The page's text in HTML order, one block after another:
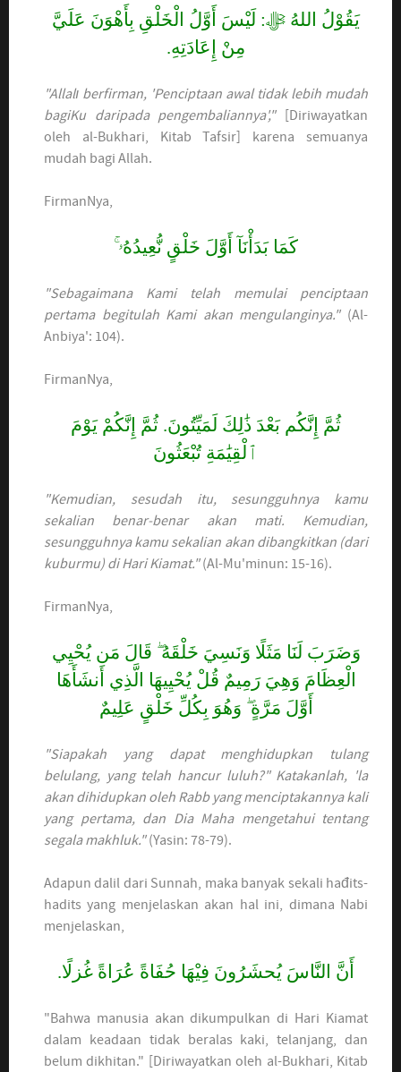
يَقُوْلُ اللهُ ﷻ: لَيْسَ أَوَّلُ الْخَلْقِ بِأَهْوَنَ عَلَيَّ
مِنْ إِعَادَتِهِ.
"Allalı berfirman, 'Penciptaan awal tidak lebih mudah
bagiKu daripada pengembaliannya',"[Diriwayatkan
oleh al-Bukhari, Kitab Tafsir] karena semuanya
mudah bagi Allah.
FirmanNya,
كَمَا بَدَأْنَآ أَوَّلَ خَلْقٍ نُّعِيدُهُۥ ۚ
"Sebagaimana Kami telah memulai penciptaan
pertama begitulah Kami akan mengulanginya."(Al-
Anbiya': 104).
FirmanNya,
ثُمَّ إِنَّكُم بَعْدَ ذَٰلِكَ لَمَيِّتُونَ. ثُمَّ إِنَّكُمْ يَوْمَ
ٱلْقِيَٰمَةِ تُبْعَثُونَ
"Kemudian, sesudah itu, sesungguhnya kamu
sekalian benar-benar akan mati. Kemudian,
sesungguhnya kamu sekalian akan dibangkitkan (dari
kuburmu) di Hari Kiamat."(Al-Mu'minun: 15-16).
FirmanNya,
وَضَرَبَ لَنَا مَثَلًا وَنَسِيَ خَلْقَهُ ۖ قَالَ مَن يُحْيِي
الْعِظَامَ وَهِيَ رَمِيمٌ قُلْ يُحْيِيهَا الَّذِي أَنشَأَهَا
أَوَّلَ مَرَّةٍ ۖ وَهُوَ بِكُلِّ خَلْقٍ عَلِيمٌ
"Siapakah yang dapat menghidupkan tulang
belulang, yang telah hancur luluh?" Katakanlah, 'la
akan dihidupkan oleh Rabb yang menciptakannya kali
yang pertama, dan Dia Maha mengetahui tentang
segala makhluk."(Yasin: 78-79).
Adapun dalil dari Sunnah, maka banyak sekali hađits-
hadits yang menjelaskan akan hal ini, dimana Nabi
menjelaskan,
أَنَّ النَّاسَ یُحشَرُونَ فِيْهَا حُفَاةً عُرَاةً غُزلًا.
"Bahwa manusia akan dikumpulkan di Hari Kiamat
dalam keadaan tidak beralas kaki, telanjang, dan
belum dikhitan." [Diriwayatkan oleh al-Bukhari, Kitab